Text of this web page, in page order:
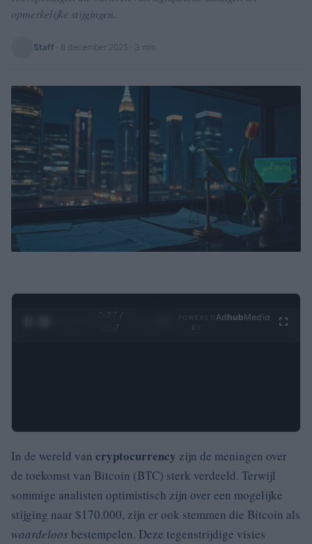
opmerkelijke stijgingen.
Staff 6 december 2025 · 3 min
0:28 /
4:27
Ad hubMedia
In de wereld van cryptocurrency zijn de meningen over
de toekomst van Bitcoin (BTC) sterk verdeeld. Terwijl
sommige analisten optimistisch zijn over een mogelijke
stijging naar $170.000, zijn er ook stemmen die Bitcoin als
waardeloos bestempelen. Deze tegenstrijdige visies